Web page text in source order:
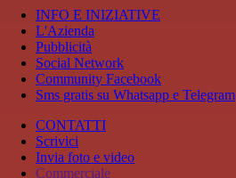
INFO E INIZIATIVE
L'Azienda
Pubblicità
Social Network
Community Facebook
Sms gratis su Whatsapp e Telegram
CONTATTI
Scrivici
Invia foto e video
Commerciale